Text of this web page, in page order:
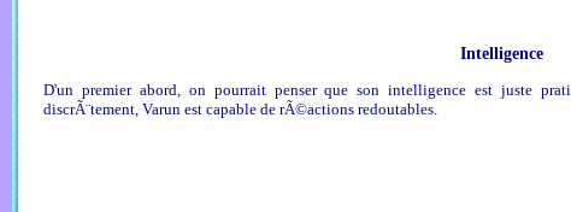
Intelligence
D'un premier abord, on pourrait penser que son intelligence est juste
discrÃ¨tement, Varun est capable de rÃ©actions redoutables.